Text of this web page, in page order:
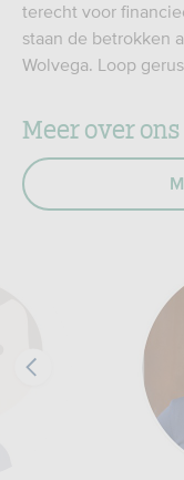
terecht voor
staan de betrokken
Wolvega. Loop
Meer over